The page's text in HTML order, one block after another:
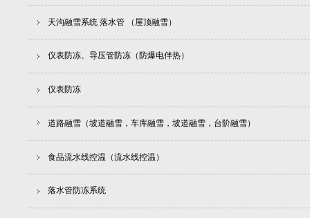
天沟融雪系统 落水管 （屋顶融雪）
仪表防冻、导压管防冻（防爆电伴热）
仪表防冻
道路融雪（坡道融雪，车库融雪，坡道融雪，台阶融雪）
食品流水线控温（流水线控温）
落水管防冻系统